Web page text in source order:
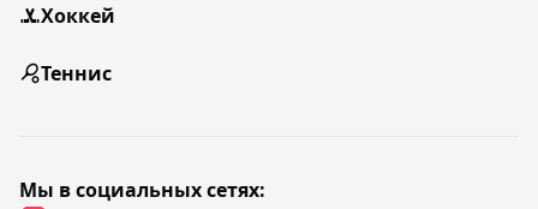
Хоккей
Теннис
Мы в социальных сетях: